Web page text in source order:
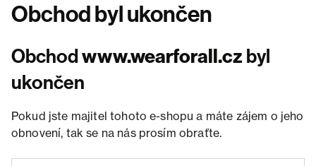
Obchod byl ukončen
Obchodwww.wearforall.cz byl
ukončen
Pokud jste majitel tohoto e-shopu a máte zájem o jeho
obnovení, tak se na nás prosím obraťte.